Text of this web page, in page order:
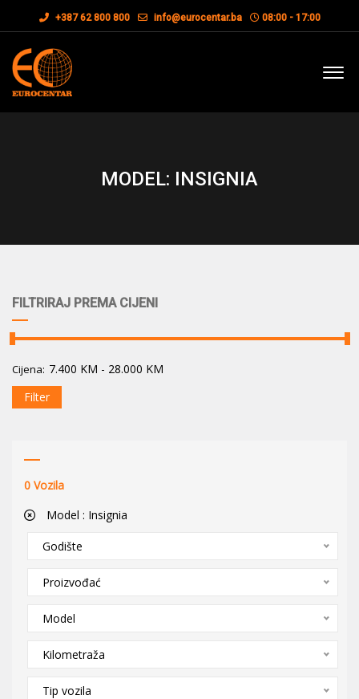
+387 62 800 800 info@eurocentar.ba 08:00 - 17:00
MODEL: INSIGNIA
FILTRIRAJ PREMA CIJENI
Cijena: 7.400 KM - 28.000 KM
Filter
0 Vozila
Model : Insignia
Godište
Proizvođać
Model
Kilometraža
Tip vozila